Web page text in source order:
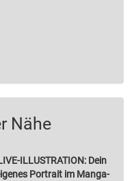
Nähe
ILLUSTRATION: Dein
Portrait im Manga-